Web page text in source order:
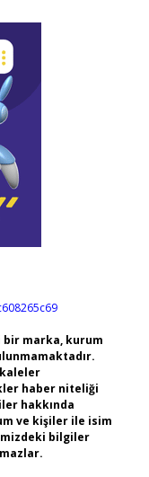
marka, kurum
haber niteliği
hakkında
ve kişiler ile isim
bilgiler